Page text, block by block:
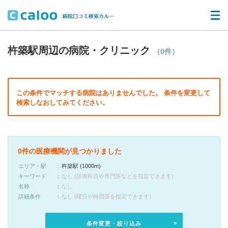
杵築駅周辺の病院・クリニック （0件）
この条件でマッチする病院はありませんでした。 条件を変更して
検索しなおしてみてください。
0件の医療機関が見つかりました
エリア・駅
杵築駅 (1000m)
キーワード
なし (診療科目や専門医などを指定できます)
名称
なし
詳細条件
なし (曜日や時間帯を指定できます)
条件変更・絞り込み